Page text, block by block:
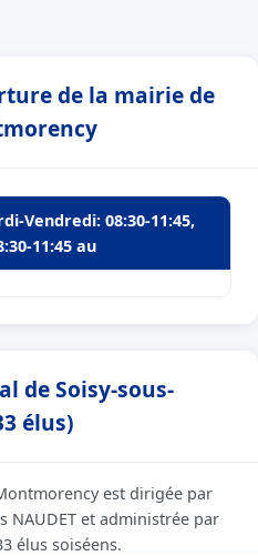
de la mairie de
Vendredi: 08:30-11:45,
11:45 au
de Soisy-sous-
élus)
est dirigée par
NAUDET et administrée par
élus soiséens.